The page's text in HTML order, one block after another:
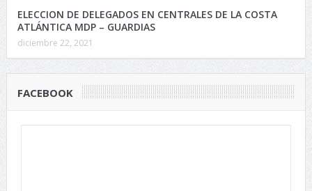
ELECCION DE DELEGADOS EN CENTRALES DE LA COSTA
ATLÁNTICA MDP – GUARDIAS
diciembre 22, 2021
FACEBOOK